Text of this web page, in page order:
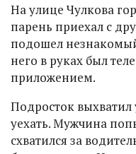
На улице Чулкова
парень приехал с
подошел
него в руках был
приложением.
Подросток выхватил
уехать. Мужчина
схватился за